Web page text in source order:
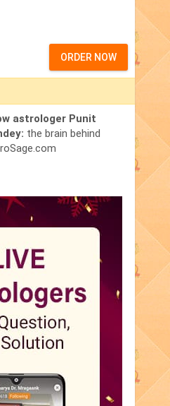
ORDER NOW
astrologer Punit
the brain behind